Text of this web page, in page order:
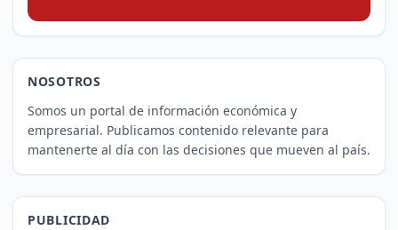
NOSOTROS
Somos un portal de información económica y
empresarial. Publicamos contenido relevante para
mantenerte al día con las decisiones que mueven al país.
PUBLICIDAD